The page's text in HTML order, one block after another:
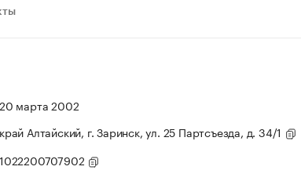
20 марта 2002
край Алтайский, г. Заринск, ул. 25 Партсъезда, д. 34/1
1022200707902